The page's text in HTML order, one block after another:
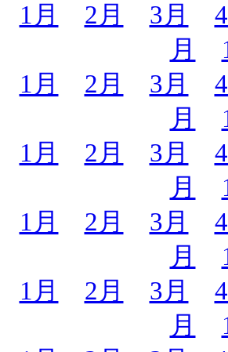
1月 2月 3月
月
1月 2月 3月
月
1月 2月 3月
月
1月 2月 3月
月
1月 2月 3月
月